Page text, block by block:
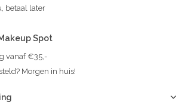
betaal later
Spot
vanaf €35,-
Morgen in huis!